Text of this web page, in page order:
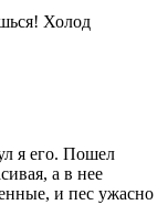
Холод
я его. Пошел
а в нее
и пес ужасно